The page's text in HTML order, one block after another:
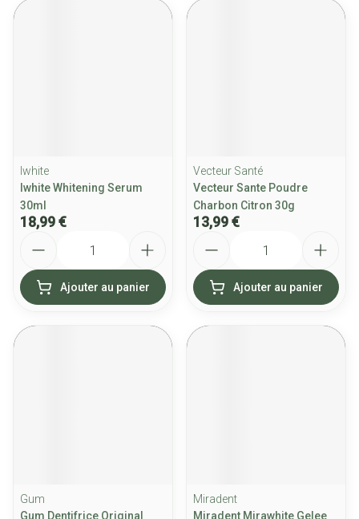
Iwhite
Iwhite Whitening Serum
30ml
18,99 €
Ajouter au panier
Vecteur Santé
Vecteur Sante Poudre
Charbon Citron 30g
13,99 €
Ajouter au panier
Gum
Gum Dentifrice Original
Miradent
Miradent Mirawhite Gelee